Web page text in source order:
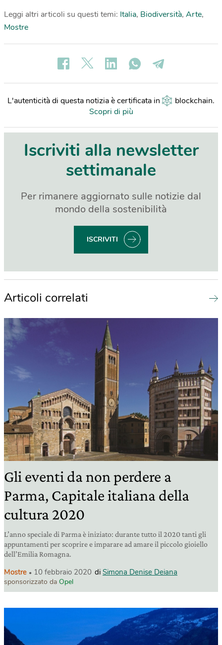
Leggi altri articoli su questi temi: Italia, Biodiversità, Arte,
Mostre
L'autenticità di questa notizia è certificata in blockchain.
Scopri di più
Iscriviti alla newsletter
settimanale
Per rimanere aggiornato sulle notizie dal
mondo della sostenibilità
ISCRIVITI
Articoli correlati
Gli eventi da non perdere a
Parma, Capitale italiana della
cultura 2020
L’anno speciale di Parma è iniziato: durante tutto il 2020 tanti gli
appuntamenti per scoprire e imparare ad amare il piccolo gioiello
dell’Emilia Romagna.
Mostre 10 febbraio 2020 di Simona Denise Deiana
sponsorizzato da Opel